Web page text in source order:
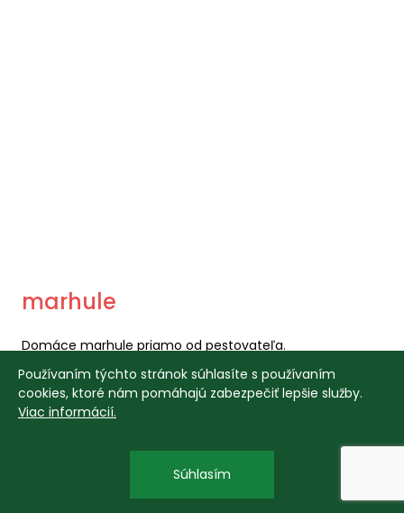
marhule
Domáce marhule priamo od pestovateľa.
Produkty
Používaním týchto stránok súhlasíte s používaním
cookies, ktoré nám pomáhajú zabezpečiť lepšie služby.
Viac informácií.
Súhlasím